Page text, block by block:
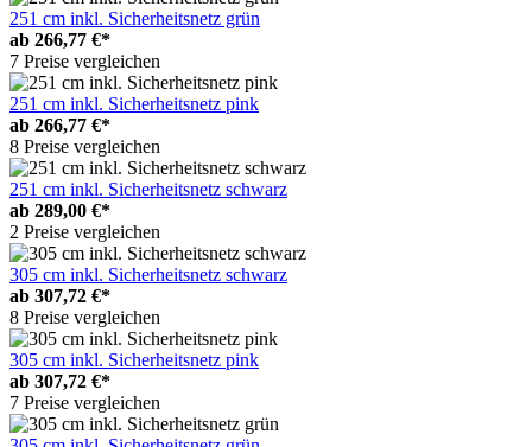
251 cm inkl. Sicherheitsnetz grün
ab 266,77 €*
7 Preise vergleichen
251 cm inkl. Sicherheitsnetz pink
ab 266,77 €*
8 Preise vergleichen
251 cm inkl. Sicherheitsnetz schwarz
ab 289,00 €*
2 Preise vergleichen
305 cm inkl. Sicherheitsnetz schwarz
ab 307,72 €*
8 Preise vergleichen
305 cm inkl. Sicherheitsnetz pink
ab 307,72 €*
7 Preise vergleichen